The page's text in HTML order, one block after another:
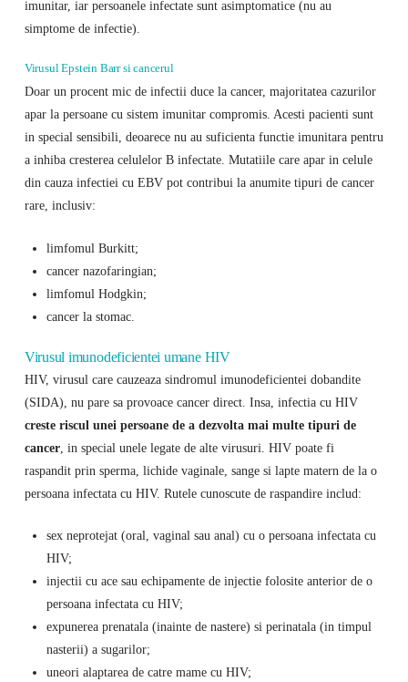
imunitar, iar persoanele infectate sunt asimptomatice (nu au
simptome de infectie).
Virusul Epstein Barr si cancerul
Doar un procent mic de infectii duce la cancer, majoritatea cazurilor
apar la persoane cu sistem imunitar compromis. Acesti pacienti sunt
in special sensibili, deoarece nu au suficienta functie imunitara pentru
a inhiba cresterea celulelor B infectate. Mutatiile care apar in celule
din cauza infectiei cu EBV pot contribui la anumite tipuri de cancer
rare, inclusiv:
limfomul Burkitt;
cancer nazofaringian;
limfomul Hodgkin;
cancer la stomac.
Virusul imunodeficientei umane HIV
HIV, virusul care cauzeaza sindromul imunodeficientei dobandite
(SIDA), nu pare sa provoace cancer direct. Insa, infectia cu HIV
creste riscul unei persoane de a dezvolta mai multe tipuri de
cancer, in special unele legate de alte virusuri. HIV poate fi
raspandit prin sperma, lichide vaginale, sange si lapte matern de la o
persoana infectata cu HIV. Rutele cunoscute de raspandire includ:
sex neprotejat (oral, vaginal sau anal) cu o persoana infectata cu
HIV;
injectii cu ace sau echipamente de injectie folosite anterior de o
persoana infectata cu HIV;
expunerea prenatala (inainte de nastere) si perinatala (in timpul
nasterii) a sugarilor;
uneori alaptarea de catre mame cu HIV;